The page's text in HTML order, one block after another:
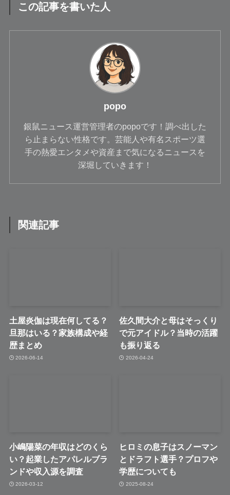
この記事を書いた人
popo
銀鼠ニュース運営管理者のpopoです！調べ出した
ら止まらない性格です。芸能人や有名スポーツ選
手の熱愛エンタメや資産まで気になるニュースを
深堀していきます！
関連記事
土屋炎伽は現在何してる？
旦那はいる？家族構成や経
歴まとめ
2026-06-14
佐久間大介と母はそっくり
で元アイドル？当時の活躍
も振り返る
2026-04-24
小嶋陽菜の年収はどのくら
い？起業したアパレルブラ
ンドや収入源を調査
2026-03-12
ヒロミの息子はスノーマン
とドラフト選手？プロフや
学歴についても
2025-08-24